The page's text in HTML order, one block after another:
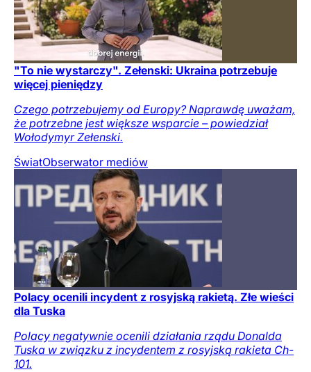
"To nie wystarczy". Zełenski: Ukraina potrzebuje
więcej pieniędzy
Czego potrzebujemy od Europy? Naprawdę uważam,
że potrzebne jest większe wsparcie – powiedział
Wołodymyr Zełenski.
ŚwiatObserwator mediów
Polacy ocenili incydent z rosyjską rakietą. Złe wieści
dla Tuska
Polacy negatywnie ocenili działania rządu Donalda
Tuska w związku z incydentem z rosyjską rakieta Ch-
101.